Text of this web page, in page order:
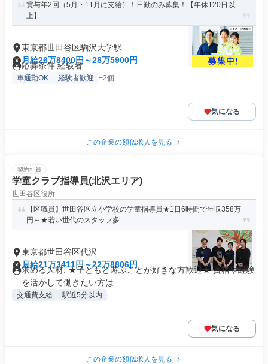
賞与年2回（5月・11月に支給）！日勤のみ募集！【年休120日以
上】
東京都世田谷区駒沢大学駅
月給26万8400円～28万5900円
応募条件 経験者
車通勤OK 経験者歓迎 +2個
気になる
この企業の類似求人を見る
契約社員
学童クラブ指導員(北沢エリア)
世田谷区役所
【区職員】世田谷区立小学校の学童指導員★1日6時間で年収358万
円～★若い世代のスタッフ多...
東京都世田谷区代沢
月給21万3411円～22万8806円
求める人材: ★子どもと遊ぶことが好きな方歓迎★ 資格や経験
を活かして働きたい方は...
交通費支給 駅近5分以内
気になる
この企業の類似求人を見る